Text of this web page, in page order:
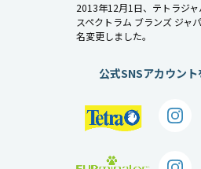
2013年12月1日、テトラジャ
スペクトラム ブランズ ジャ
名変更しました。
公式SNSアカウン